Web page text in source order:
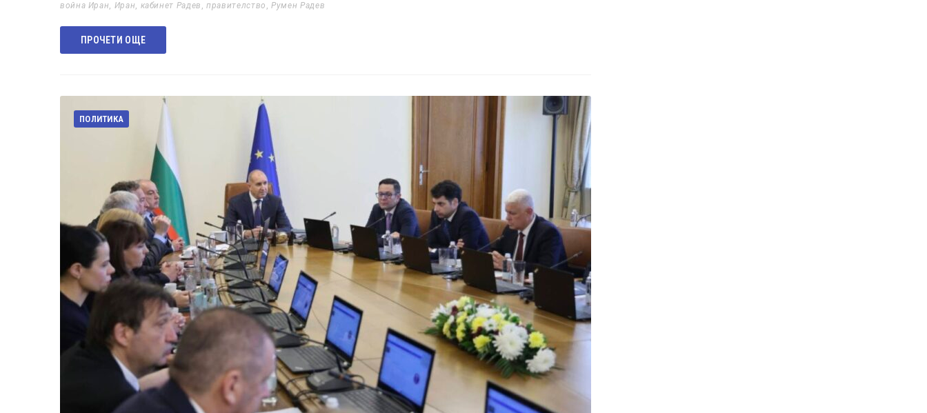
война Иран, Иран, кабинет Радев ,правителство ,Румен Радев
ПРОЧЕТИ ОЩЕ
ПОЛИТИКА